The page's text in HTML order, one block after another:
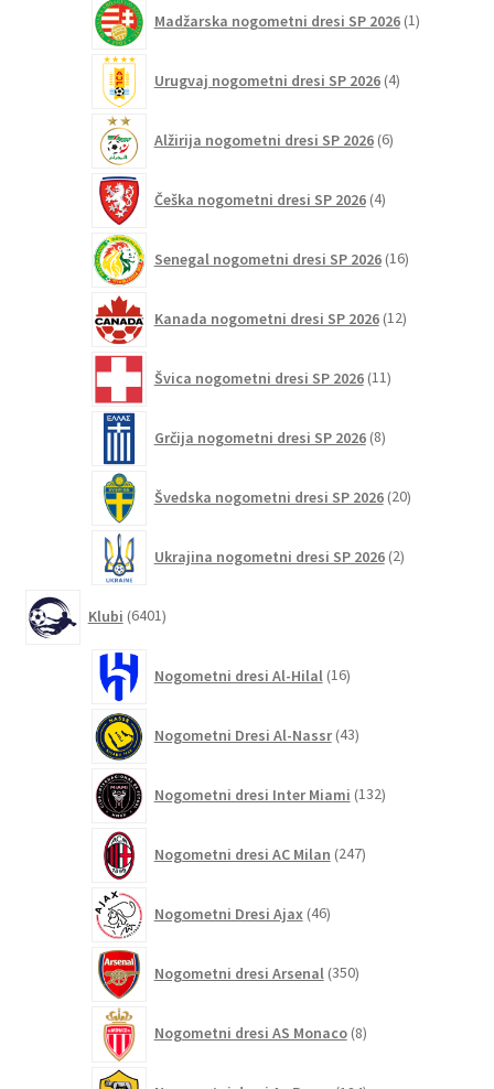
Madžarska nogometni dresi SP 2026 1izdelek
Urugvaj nogometni dresi SP 2026 4izdelki
Alžirija nogometni dresi SP 2026 6izdelkov
Češka nogometni dresi SP 2026 4izdelki
Senegal nogometni dresi SP 2026 16izdelkov
Kanada nogometni dresi SP 2026 12izdelkov
Švica nogometni dresi SP 2026 11izdelkov
Grčija nogometni dresi SP 2026 8izdelkov
Švedska nogometni dresi SP 2026 20izdelkov
Ukrajina nogometni dresi SP 2026 2izdelka
Klubi 6401izdelek
Nogometni dresi Al-Hilal 16izdelkov
Nogometni Dresi Al-Nassr 43izdelkov
Nogometni dresi Inter Miami 132izdelkov
Nogometni dresi AC Milan 247izdelkov
Nogometni Dresi Ajax 46izdelkov
Nogometni dresi Arsenal 350izdelkov
Nogometni dresi AS Monaco 8izdelkov